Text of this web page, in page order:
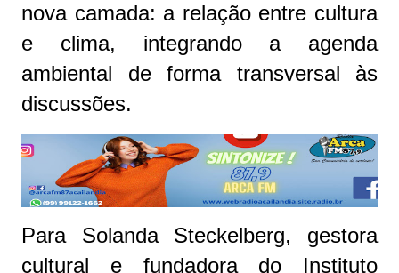
nova camada: a relação entre cultura
e clima, integrando a agenda
ambiental de forma transversal às
discussões.
Para Solanda Steckelberg, gestora
cultural e fundadora do Instituto